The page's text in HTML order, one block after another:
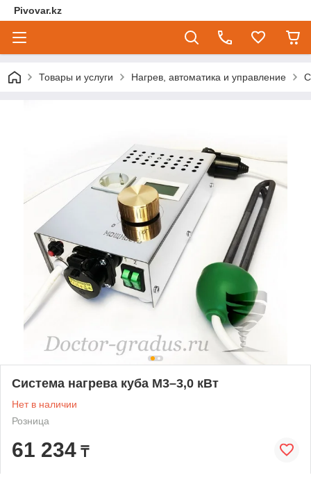
Pivovar.kz
Товары и услуги Нагрев, автоматика и управление
Система нагрева куба М3–3,0 кВт
Нет в наличии
Розница
61 234 ₸